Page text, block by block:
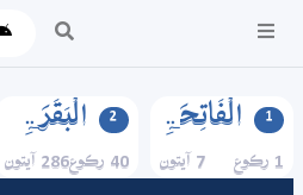
1 الۡفَاتِحَۃِ
1 رڪوع 7 آيتون
2 الۡبَقَرَۃِ
40 رڪوع 286 آيتون